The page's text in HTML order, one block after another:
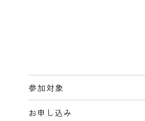
参加対象
お申し込み